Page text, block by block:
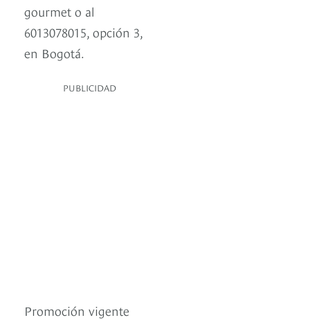
gourmet o al
6013078015, opción 3,
en Bogotá.
PUBLICIDAD
Promoción vigente